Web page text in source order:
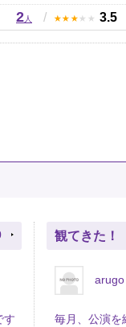
2人 / ★ ★ ★ ★ ★ 3.5
す
観てきた！
arugo
毎月、公演を